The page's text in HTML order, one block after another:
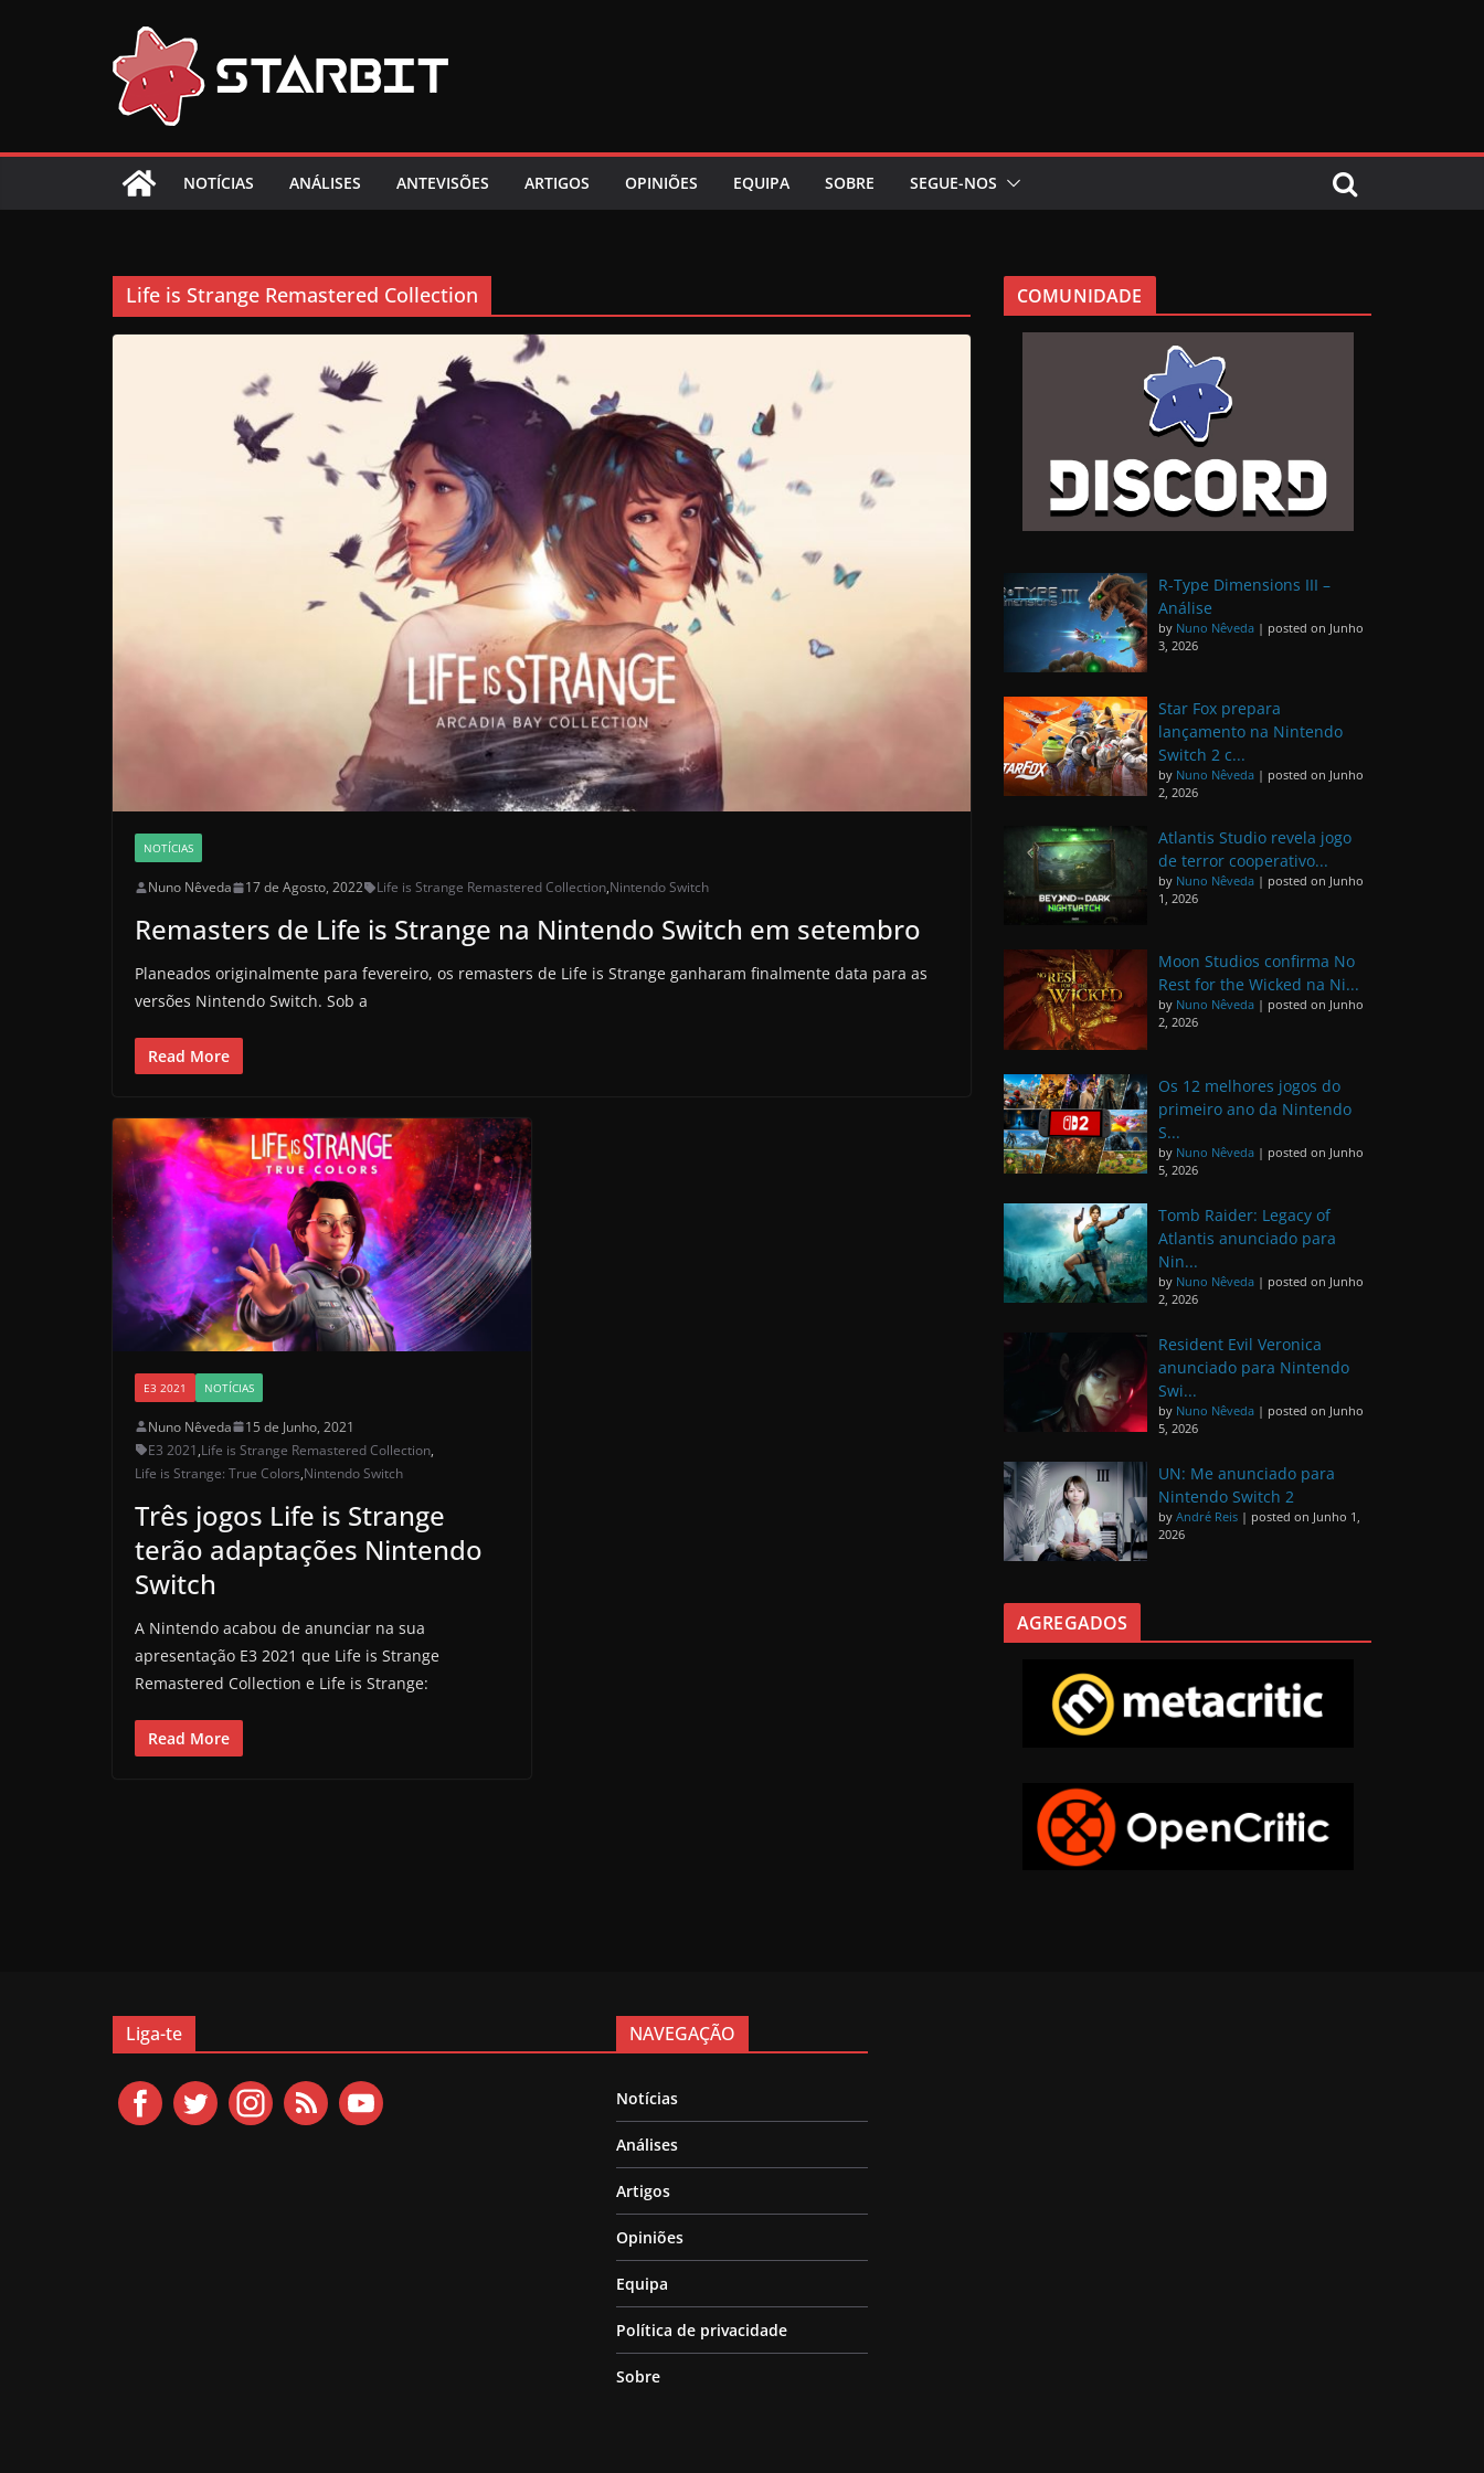
NOTÍCIAS ANÁLISES ANTEVISÕES ARTIGOS OPINIÕES EQUIPA SOBRE SEGUE-NOS
Life is Strange Remastered Collection
NOTÍCIAS
Nuno Nêveda 17 de Agosto, 2022 Life is Strange Remastered Collection,Nintendo Switch
Remasters de Life is Strange na Nintendo Switch em setembro
Planeados originalmente para fevereiro, os remasters de Life is Strange ganharam finalmente data para as
versões Nintendo Switch. Sob a
Read More
E3 2021 NOTÍCIAS
Nuno Nêveda
15 de Junho, 2021
E3 2021,Life is Strange Remastered Collection,
Life is Strange: True Colors,Nintendo Switch
Três jogos Life is Strange
terão adaptações Nintendo
Switch
A Nintendo acabou de anunciar na sua
apresentação E3 2021 que Life is Strange
Remastered Collection e Life is Strange:
Read More
COMUNIDADE
R-Type Dimensions III –
Análise
by Nuno Nêveda | posted on Junho
3, 2026
Star Fox prepara
lançamento na Nintendo
Switch 2 c...
by Nuno Nêveda | posted on Junho
2, 2026
Atlantis Studio revela jogo
de terror cooperativo...
by Nuno Nêveda | posted on Junho
1, 2026
Moon Studios confirma No
Rest for the Wicked na Ni...
by Nuno Nêveda | posted on Junho
2, 2026
Os 12 melhores jogos do
primeiro ano da Nintendo
S...
by Nuno Nêveda | posted on Junho
5, 2026
Tomb Raider: Legacy of
Atlantis anunciado para
Nin...
by Nuno Nêveda | posted on Junho
2, 2026
Resident Evil Veronica
anunciado para Nintendo
Swi...
by Nuno Nêveda | posted on Junho
5, 2026
UN: Me anunciado para
Nintendo Switch 2
by André Reis | posted on Junho 1,
2026
AGREGADOS
Liga-te NAVEGAÇÃO
Notícias
Análises
Artigos
Opiniões
Equipa
Política de privacidade
Sobre